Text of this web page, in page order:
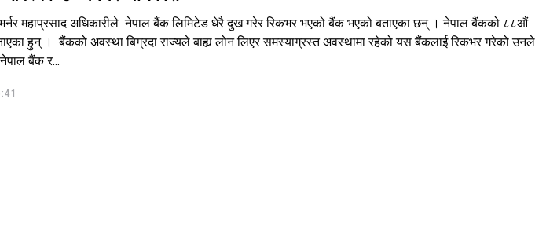
महाप्रसाद अधिकारीले नेपाल बैंक लिमिटेड धेरै दुख गरेर रिकभर भएको बैंक भएको बताएका छन् । नेपाल बैंकको ८८औं
हुन् । बैंकको अवस्था बिग्रदा राज्यले बाह्य लोन लिएर समस्याग्रस्त अवस्थामा रहेको यस बैंकलाई रिकभर गरेको उनले
बैंक र...